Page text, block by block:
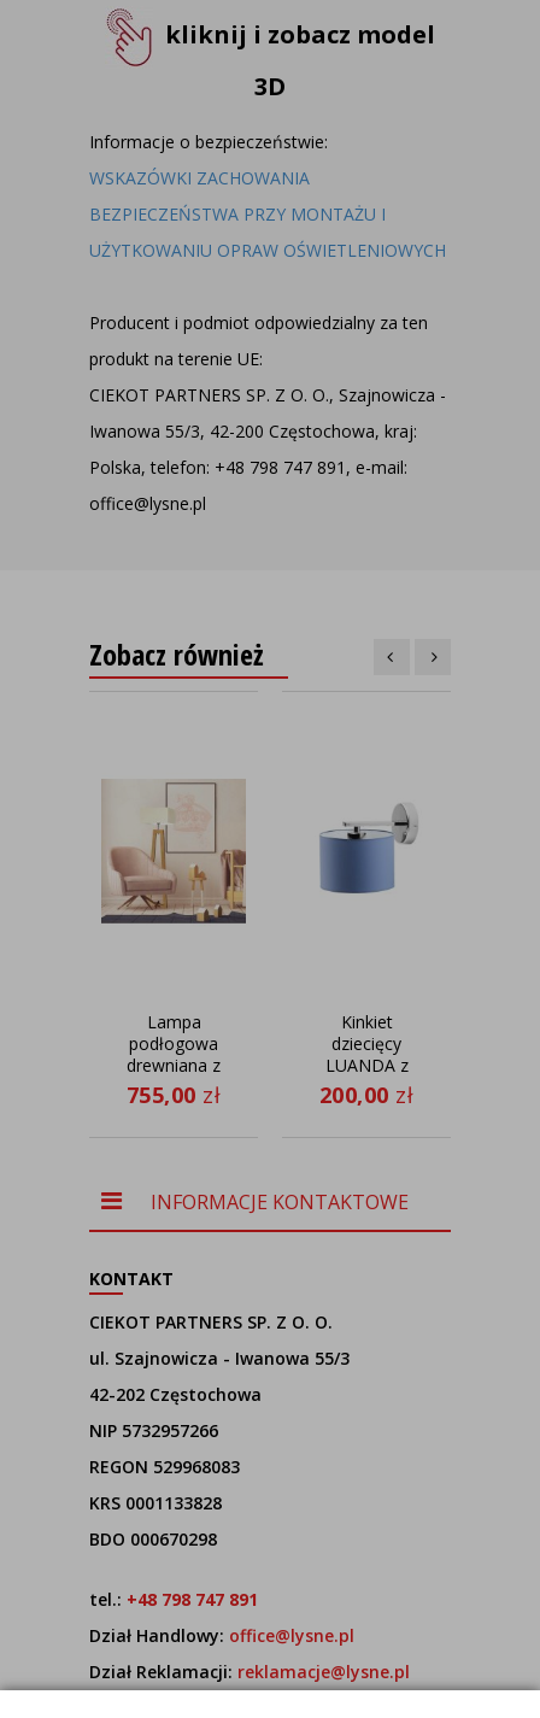
kliknij i zobacz model
3D
Informacje o bezpieczeństwie:
WSKAZÓWKI ZACHOWANIA
BEZPIECZEŃSTWA PRZY MONTAŻU I
UŻYTKOWANIU OPRAW OŚWIETLENIOWYCH
Producent i podmiot odpowiedzialny za ten
produkt na terenie UE:
CIEKOT PARTNERS SP. Z O. O., Szajnowicza -
Iwanowa 55/3, 42-200 Częstochowa, kraj:
Polska, telefon: +48 798 747 891, e-mail:
office@lysne.pl
Zobacz również
Lampa
podłogowa
drewniana z
białym
abażurem
755,00 zł
Kinkiet
dziecięcy
LUANDA z
niebieskim
abażurem
200,00 zł
INFORMACJE KONTAKTOWE
KONTAKT
CIEKOT PARTNERS SP. Z O. O.
ul. Szajnowicza - Iwanowa 55/3
42-202 Częstochowa
NIP 5732957266
REGON 529968083
KRS 0001133828
BDO 000670298
tel.: +48 798 747 891
Dział Handlowy: office@lysne.pl
Dział Reklamacji: reklamacje@lysne.pl